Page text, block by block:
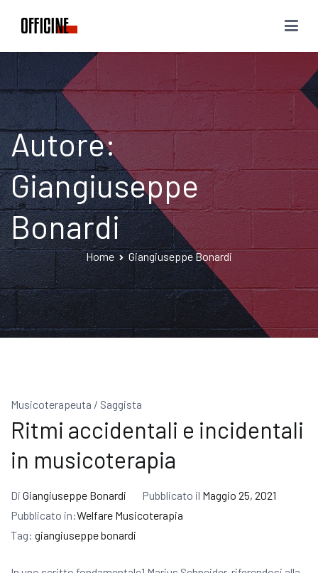
contenuto
Autore:
Giangiuseppe
Bonardi
Home Giangiuseppe Bonardi
Musicoterapeuta / Saggista
Ritmi accidentali e incidentali
in musicoterapia
Di Giangiuseppe Bonardi Pubblicato il Maggio 25, 2021
Pubblicato in:Welfare Musicoterapia
Tag: giangiuseppe bonardi